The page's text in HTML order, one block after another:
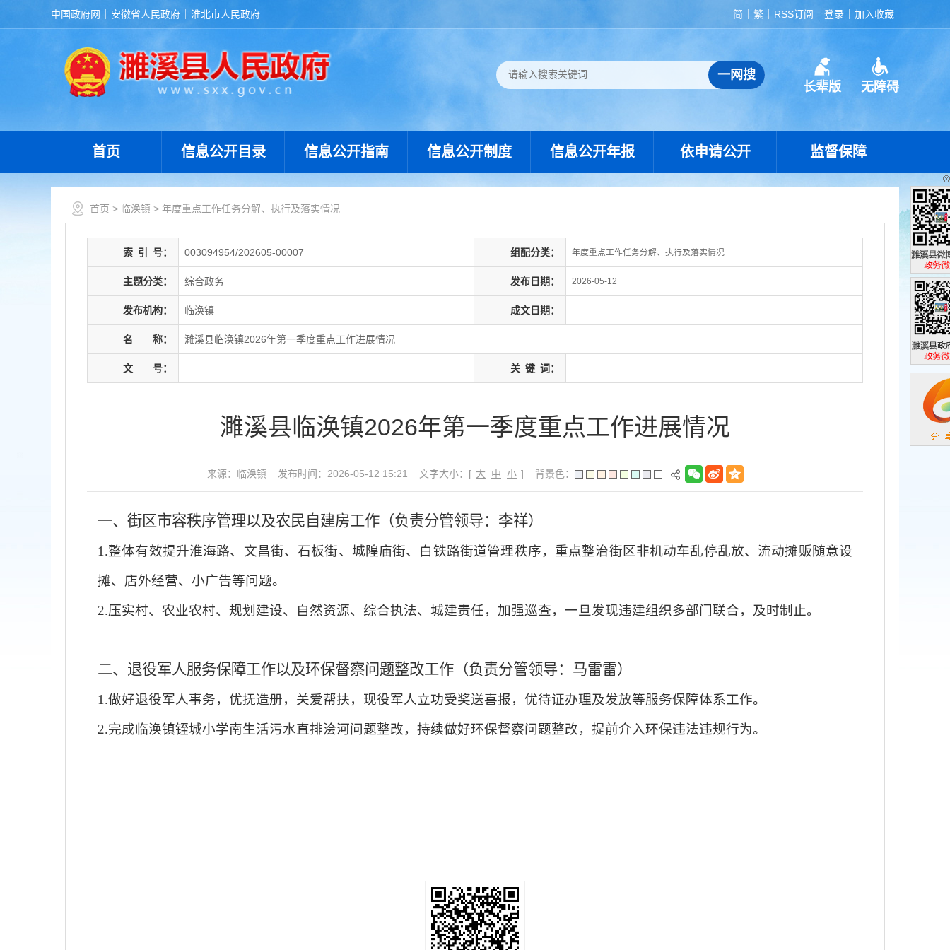
中国政府网 安徽省人民政府 淮北市人民政府 简 繁 RSS订阅 登录 加入收藏
长辈版 无障碍
首页 信息公开目录 信息公开指南 信息公开制度 信息公开年报 依申请公开 监督保障
首页 > 临涣镇 > 年度重点工作任务分解、执行及落实情况
索 引 号： 003094954/202605-00007 组配分类： 年度重点工作任务分解、执行及落实情况
主题分类： 综合政务 发布日期： 2026-05-12
发布机构： 临涣镇 成文日期：
名 称： 濉溪县临涣镇2026年第一季度重点工作进展情况
文 号： 关 键 词：
濉溪县临涣镇2026年第一季度重点工作进展情况
来源：临涣镇 发布时间：2026-05-12 15:21 文字大小：[ 大 中 小 ] 背景色：
一、街区市容秩序管理以及农民自建房工作 （负责分管领导：李祥）
1.整体有效提升淮海路、文昌街、石板街、城隍庙街、白铁路街道管理秩序，重点整治街区非机动车乱停乱放、流动摊贩随意设
摊、店外经营、小广告等问题。
2.压实村、农业农村、规划建设、自然资源、综合执法、城建责任，加强巡查，一旦发现违建组织多部门联合，及时制止。
二、退役军人服务保障工作以及环保督察问题整改工作 （负责分管领导：马雷雷）
1.做好退役军人事务，优抚造册，关爱帮扶，现役军人立功受奖送喜报，优待证办理及发放等服务保障体系工作。
2.完成临涣镇铚城小学南生活污水直排浍河问题整改，持续做好环保督察问题整改，提前介入环保违法违规行为。
濉溪县政
政务微博
濉溪县政
政务微信